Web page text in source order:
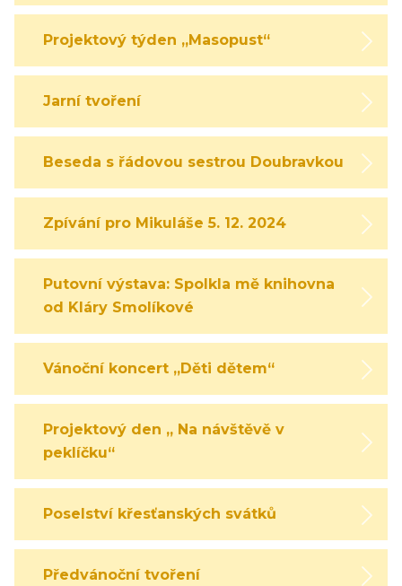
Projektový týden „Masopust“
Jarní tvoření
Beseda s řádovou sestrou Doubravkou
Zpívání pro Mikuláše 5. 12. 2024
Putovní výstava: Spolkla mě knihovna
od Kláry Smolíkové
Vánoční koncert „Děti dětem“
Projektový den „ Na návštěvě v
peklíčku“
Poselství křesťanských svátků
Předvánoční tvoření